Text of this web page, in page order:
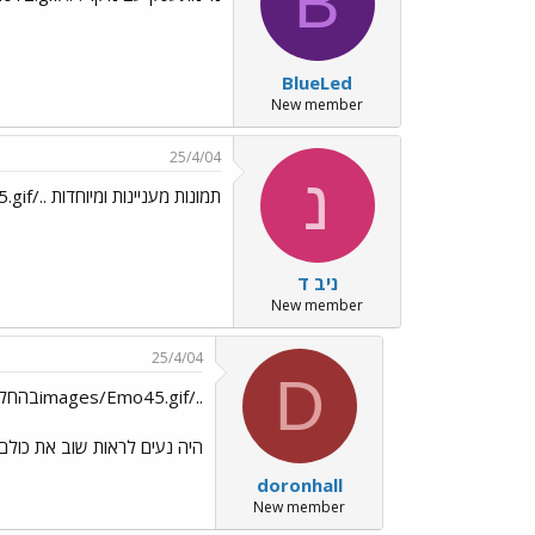
BlueLed
New member
נ
ניב ד
New member
25/4/04
תמונות מעניינות ומיוחדות ../images/Emo165.gif
D
doronhall
New member
25/4/04
../images/Emo45.gifבהחלט
היה נעים לראות שוב את